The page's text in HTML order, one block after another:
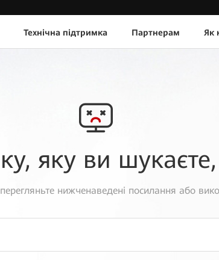
Технічна підтримка Партнерам Як
яку ви
нижченаведені посилання або